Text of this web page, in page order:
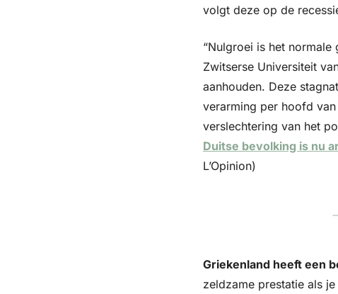
volgt deze op de
“Nulgroei is het
Zwitserse Universiteit
aanhouden. Deze
verarming per hoofd
verslechtering van het
Duitse bevolking is nu
L’Opinion)
Griekenland heeft een
zeldzame prestatie als